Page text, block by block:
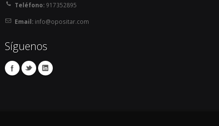
Teléfono: 917352895
Email:info@opositar.com
Síguenos